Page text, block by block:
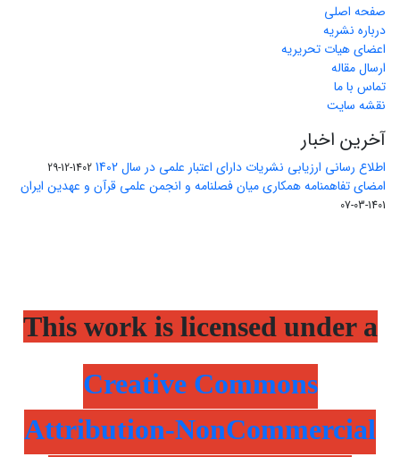
صفحه اصلی
درباره نشریه
اعضای هیات تحریریه
ارسال مقاله
تماس با ما
نقشه سایت
آخرین اخبار
اطلاع رسانی ارزیابی نشریات دارای اعتبار علمی در سال 1402 1402-12-29
امضای تفاهمنامه همکاری میان فصلنامه و انجمن علمی قرآن و عهدین ایران
1401-03-07
This work is licensed under a
Creative Commons
Attribution-NonCommercial